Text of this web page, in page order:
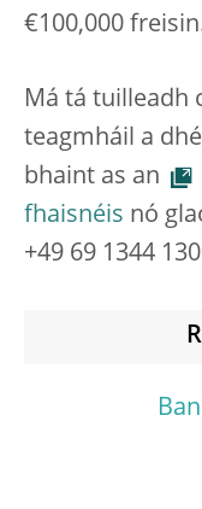
€100,000
Má tá tuilleadh
teagmháil a
bhaint as an
fhaisnéis nó
+49 69 1344